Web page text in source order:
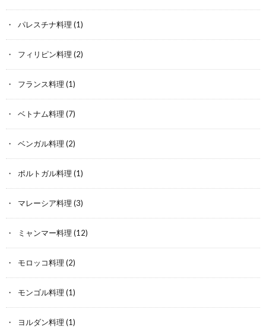
パレスチナ料理 (1)
フィリピン料理 (2)
フランス料理 (1)
ベトナム料理 (7)
ベンガル料理 (2)
ポルトガル料理 (1)
マレーシア料理 (3)
ミャンマー料理 (12)
モロッコ料理 (2)
モンゴル料理 (1)
ヨルダン料理 (1)